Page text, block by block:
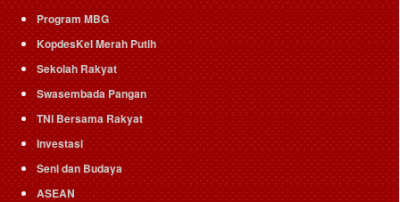
Program MBG
KopdesKel Merah Putih
Sekolah Rakyat
Swasembada Pangan
TNI Bersama Rakyat
Investasi
Seni dan Budaya
ASEAN